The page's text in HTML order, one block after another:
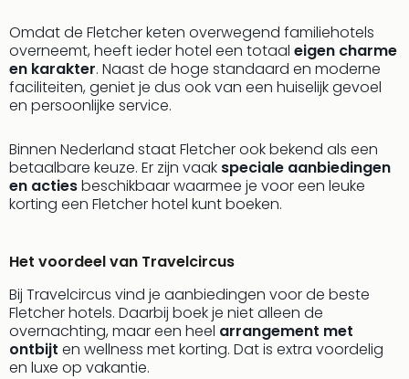
Omdat de Fletcher keten overwegend familiehotels
overneemt, heeft ieder hotel een totaal eigen charme
en karakter. Naast de hoge standaard en moderne
faciliteiten, geniet je dus ook van een huiselijk gevoel
en persoonlijke service.
Binnen Nederland staat Fletcher ook bekend als een
betaalbare keuze. Er zijn vaak speciale aanbiedingen
en actiesbeschikbaar waarmee je voor een leuke
korting een Fletcher hotel kunt boeken.
Het voordeel van Travelcircus
Bij Travelcircus vind je aanbiedingen voor de beste
Fletcher hotels. Daarbij boek je niet alleen de
overnachting, maar een heel arrangement met
ontbijt en wellness met korting. Dat is extra voordelig
en luxe op vakantie.